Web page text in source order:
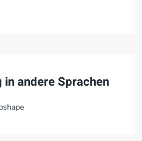
in andere Sprachen